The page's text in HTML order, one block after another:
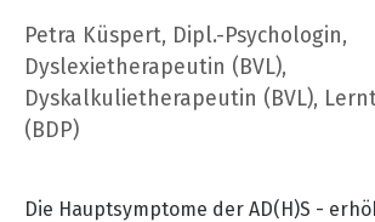
Petra Küspert, Dipl.-Psychologin,
Dyslexietherapeutin (BVL),
Dyskalkulietherapeutin (BVL),
(BDP)
Die Hauptsymptome der AD(H)S -